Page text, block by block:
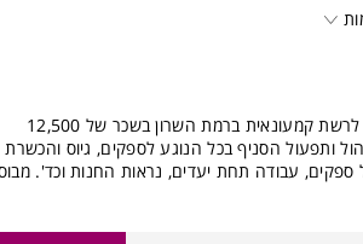
קמעונאית ברמת השרון בשכר של 12,500
ותפעול הסניף בכל הנוגע לספקים, גיוס והכשרת
כולל שעות נוספות 12500